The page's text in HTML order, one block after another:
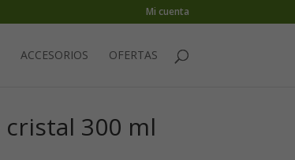
Mi cuenta
ACCESORIOS OFERTAS
300 ml